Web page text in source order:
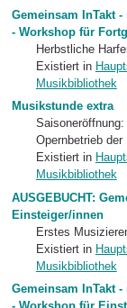
Gemeinsam InTakt
- Workshop für
Herbstliche
Existiert in
Musikbibliothek
Musikstunde extra
Opernbetrieb der
Existiert in
Musikbibliothek
AUSGEBUCHT:
Einsteiger/innen
Erstes
Existiert in
Musikbibliothek
Gemeinsam InTakt